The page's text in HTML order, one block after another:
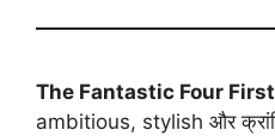
The Fantastic Four
ambitious, stylish और